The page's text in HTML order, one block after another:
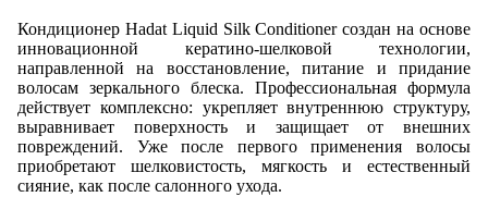
Кондиционер Hadat Liquid Silk Conditioner создан на основе
инновационной кератино-шелковой технологии,
направленной на восстановление, питание и придание
волосам зеркального блеска. Профессиональная формула
действует комплексно: укрепляет внутреннюю структуру,
выравнивает поверхность и защищает от внешних
повреждений. Уже после первого применения волосы
приобретают шелковистость, мягкость и естественный
сияние, как после салонного ухода.